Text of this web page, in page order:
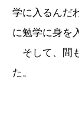
学に入るんだ
に勉学に身を
そして、間
た。